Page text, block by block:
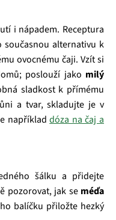
i nápadem. Receptura
současnou alternativu k
ovocnému čaji. Vzít si
poslouží jako milý
sladkost k přímému
a tvar, skladujte je v
napříkladdóza na čaj a
šálku a přidejte
pozorovat, jak se méďa
balíčku přiložte hezký